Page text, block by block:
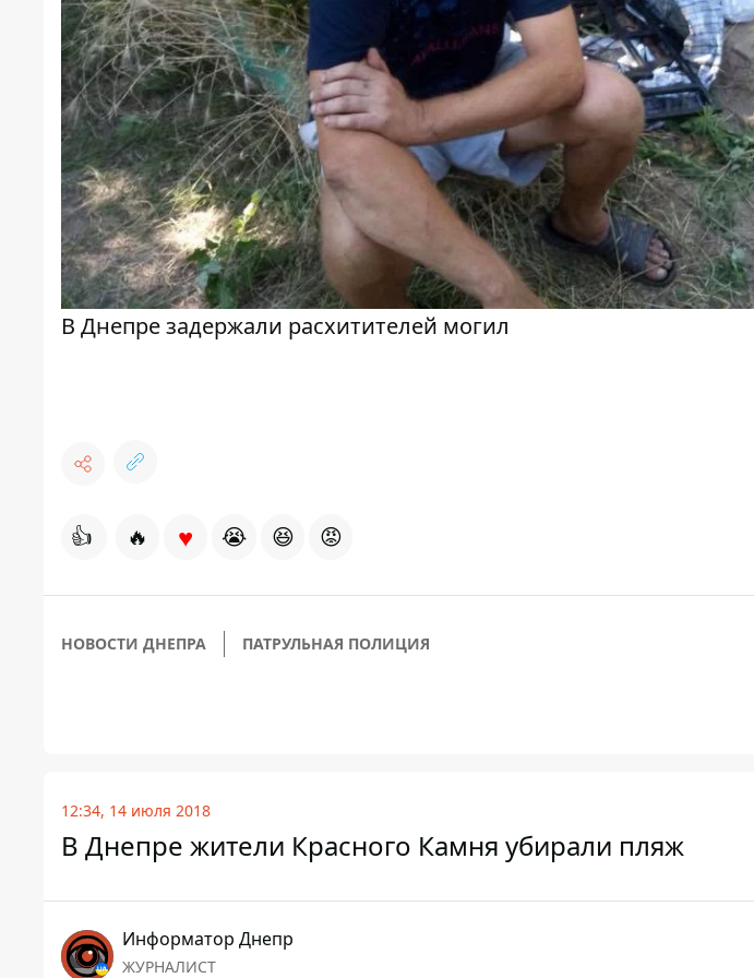
В Днепре задержали расхитителей могил
👍 🔥 ♥ 😭 😆 😡
НОВОСТИ ДНЕПРА ПАТРУЛЬНАЯ ПОЛИЦИЯ
12:34, 14 июля 2018
В Днепре жители Красного Камня убирали пляж
Информатор Днепр
ЖУРНАЛИСТ